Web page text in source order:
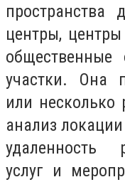
пространства
центры,
участки. Она
или несколько
анализ
удаленность
услуг и